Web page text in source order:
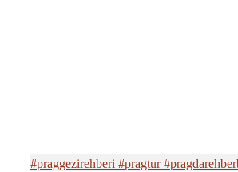
#praggezirehberi #pragtur